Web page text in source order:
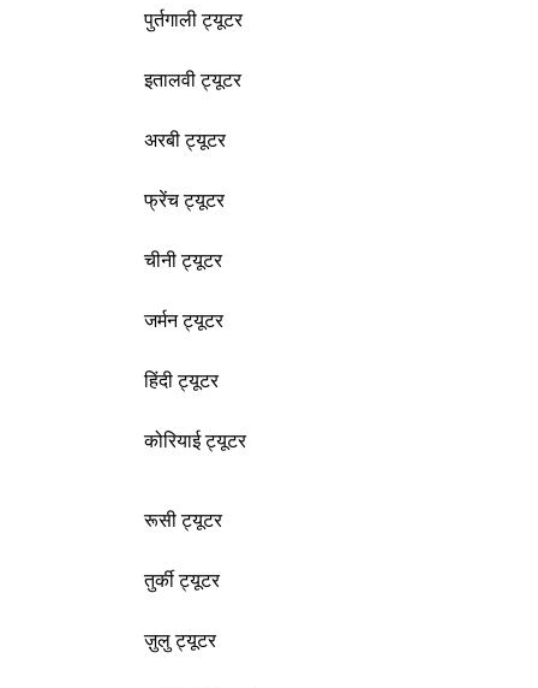
पुर्तगाली ट्यूटर
इतालवी ट्यूटर
अरबी ट्यूटर
फ्रेंच ट्यूटर
चीनी ट्यूटर
जर्मन ट्यूटर
हिंदी ट्यूटर
कोरियाई ट्यूटर
रूसी ट्यूटर
तुर्की ट्यूटर
ज़ुलु ट्यूटर